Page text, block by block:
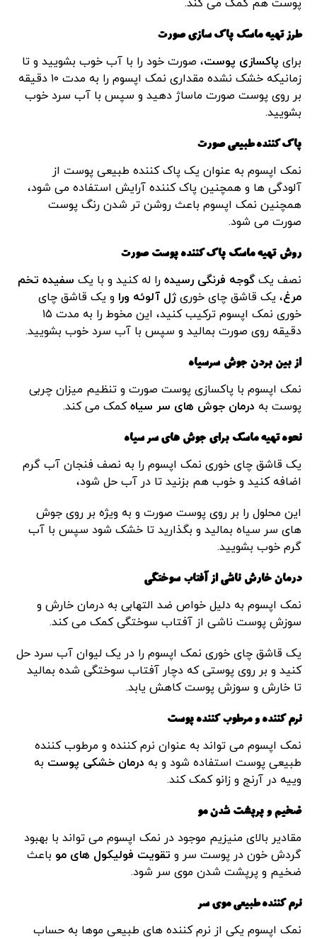
پوست هم کمک می کند.
طرز تهیه ماسک پاک سازی صورت
برای پاکسازی پوست، صورت خود را با آب خوب بشویید و تا
زمانیکه خشک نشده مقداری نمک اپسوم را به مدت ۱۰ دقیقه
بر روی پوست صورت ماساژ دهید و سپس با آب سرد خوب
بشویید.
پاک کننده طبیعی صورت
نمک اپسوم به عنوان یک پاک کننده طبیعی پوست از
آلودگی ها و همچنین پاک کننده آرایش استفاده می شود،
همچنین نمک اپسوم باعث روشن تر شدن رنگ پوست
صورت می شود.
روش تهیه ماسک پاک کننده پوست صورت
نصف یکگوجه فرنگی رسیده را له کنید و با یک سفیده تخم
مرغ، یک قاشق چای خوریژل آلوئه ورا و یک قاشق چای
خوری نمک اپسوم ترکیب کنید، این مخوط را به مدت ۱۵
دقیقه روی صورت بمالید و سپس با آب سرد خوب بشویید.
از بین بردن جوش سرسیاه
نمک اپسوم با پاکسازی پوست صورت و تنظیم میزان چربی
پوست به درمان جوش های سر سیاهکمک می کند.
نحوه تهیه ماسک برای جوش های سر سیاه
یک قاشق چای خوری نمک اپسوم را به نصف فنجان آب گرم
اضافه کنید و خوب هم بزنید تا در آب حل شود،
این محلول را بر روی پوست صورت و به ویژه بر روی جوش
های سر سیاه بمالید و بگذارید تا خشک شود سپس با آب
گرم خوب بشویید.
درمان خارش ناشی از آفتاب سوختگی
نمک اپسوم به دلیل خواص ضد التهابی به درمان خارش و
سوزش پوست ناشی از آفتاب سوختگی کمک می کند.
یک قاشق چای خوری نمک اپسوم را در یک لیوان آب سرد حل
کنید و بر روی پوستی که دچار آفتاب سوختگی شده بمالید
تا خارش و سوزش پوست کاهش یابد.
نرم کننده و مرطوب کننده پوست
نمک اپسوم می تواند به عنوان نرم کننده و مرطوب کننده
طبیعی پوست استفاده شود و به درمان خشکی پوست به
وییه در آرنج و زانو کمک کند.
ضخیم و پرپشت شدن مو
مقادیر بالای منیزیم موجود در نمک اپسوم می تواند با بهبود
گردش خون در پوست سر و تقویت فولیکول های مو باعث
ضخیم و پرپشت شدن موی سر شود.
نرم کننده طبیعی موی سر
نمک اپسوم یکی از نرم کننده های طبیعی موها به حساب